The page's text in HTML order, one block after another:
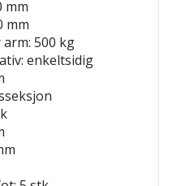
mm
mm
500 kg
enkeltsidig